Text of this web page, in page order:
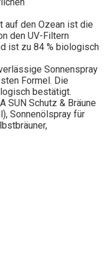
auf den Ozean ist die
den UV-Filtern
ist zu 84 % biologisch
Sonnenspray
Formel. Die
bestätigt.
SUN Schutz & Bräune
Sonnenölspray für